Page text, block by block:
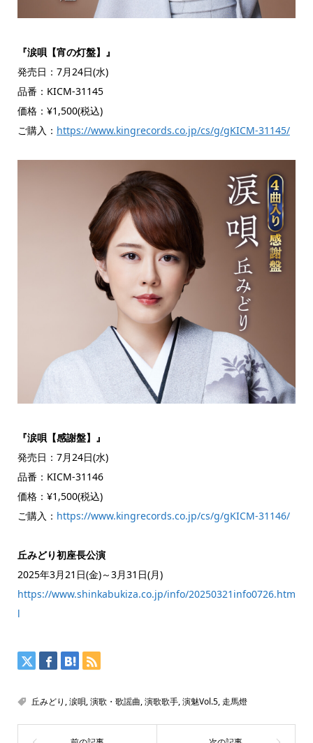
『涙唄【宵の灯盤】』
発売日：7月24日(水)
品番：KICM-31145
価格：¥1,500(税込)
ご購入： https://www.kingrecords.co.jp/cs/g/gKICM-31145/
『涙唄【感謝盤】』
発売日：7月24日(水)
品番：KICM-31146
価格：¥1,500(税込)
ご購入： https://www.kingrecords.co.jp/cs/g/gKICM-31146/
丘みどり初座長公演
2025年3月21日(金)～3月31日(月)
https://www.shinkabukiza.co.jp/info/20250321info0726.htm
l
丘みどり ,涙唄,演歌・歌謡曲,演歌歌手,演魅Vol.5, 走馬燈